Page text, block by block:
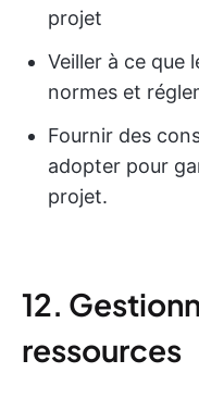
projet
Veiller à ce que
normes et
Fournir des
adopter pour
projet.
12.
ressources